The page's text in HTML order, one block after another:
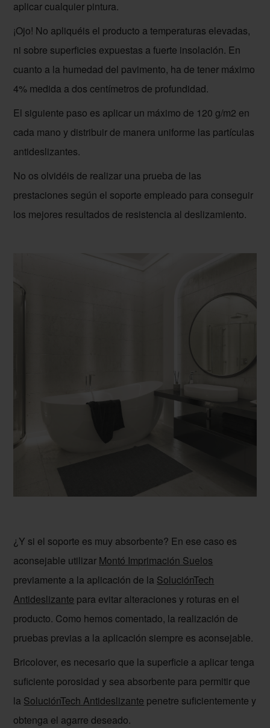
aplicar cualquier pintura.
¡Ojo! No apliquéis el producto a temperaturas elevadas,
ni sobre superficies expuestas a fuerte insolación. En
cuanto a la humedad del pavimento, ha de tener máximo
4% medida a dos centímetros de profundidad.
El siguiente paso es aplicar un máximo de 120 g/m2 en
cada mano y distribuir de manera uniforme las partículas
antideslizantes.
No os olvidéis de realizar una prueba de las
prestaciones según el soporte empleado para conseguir
los mejores resultados de resistencia al deslizamiento.
¿Y si el soporte es muy absorbente? En ese caso es
aconsejable utilizar Montó Imprimación Suelos
previamente a la aplicación de la SoluciónTech
Antideslizante para evitar alteraciones y roturas en el
producto. Como hemos comentado, la realización de
pruebas previas a la aplicación siempre es aconsejable.
Bricolover, es necesario que la superficie a aplicar tenga
suficiente porosidad y sea absorbente para permitir que
la SoluciónTech Antideslizante penetre suficientemente y
obtenga el agarre deseado.